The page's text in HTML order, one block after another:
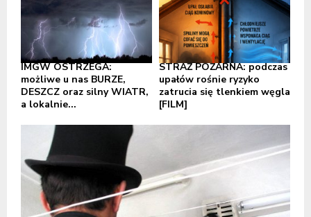
IMGW OSTRZEGA:
możliwe u nas BURZE,
DESZCZ oraz silny WIATR,
a lokalnie...
STRAŻ POŻARNA: podczas
upałów rośnie ryzyko
zatrucia się tlenkiem węgla
[FILM]